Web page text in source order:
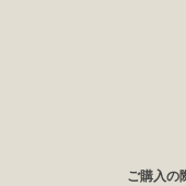
ご購入の